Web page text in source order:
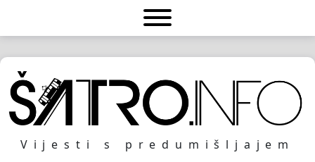
Vijesti s predumišljajem